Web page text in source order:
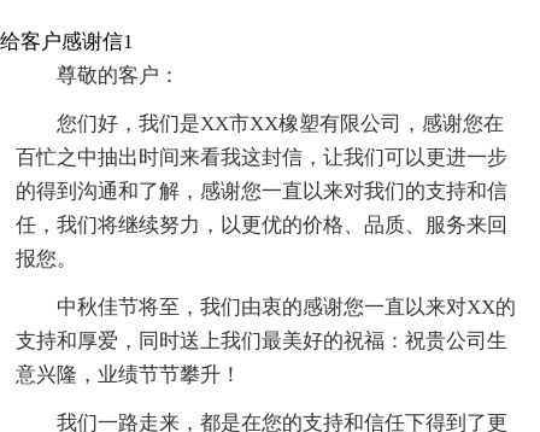
给客户感谢信1
尊敬的客户：
您们好，我们是XX市XX橡塑有限公司，感谢您在
百忙之中抽出时间来看我这封信，让我们可以更进一步
的得到沟通和了解，感谢您一直以来对我们的支持和信
任，我们将继续努力，以更优的价格、品质、服务来回
报您。
中秋佳节将至，我们由衷的感谢您一直以来对XX的
支持和厚爱，同时送上我们最美好的祝福：祝贵公司生
意兴隆，业绩节节攀升！
我们一路走来，都是在您的支持和信任下得到了更